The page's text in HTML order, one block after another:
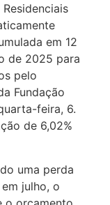
em 12
de 2025 para
pelo
Fundação
feira, 6.
de 6,02%
uma perda
julho, o